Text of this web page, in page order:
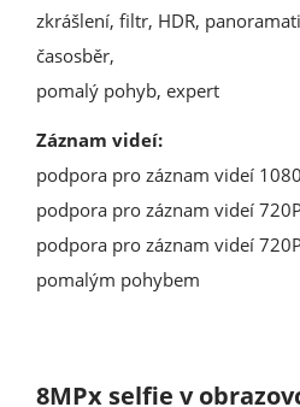
zkrášlení, filtr, HDR,
časosběr,
pomalý pohyb, expert
Záznam videí:
podpora pro záznam videí
podpora pro záznam videí
podpora pro záznam videí
pomalým pohybem
8MPx selfie v